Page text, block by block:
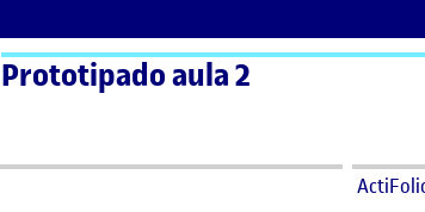
Logo Ágora
Prototipado aula 2